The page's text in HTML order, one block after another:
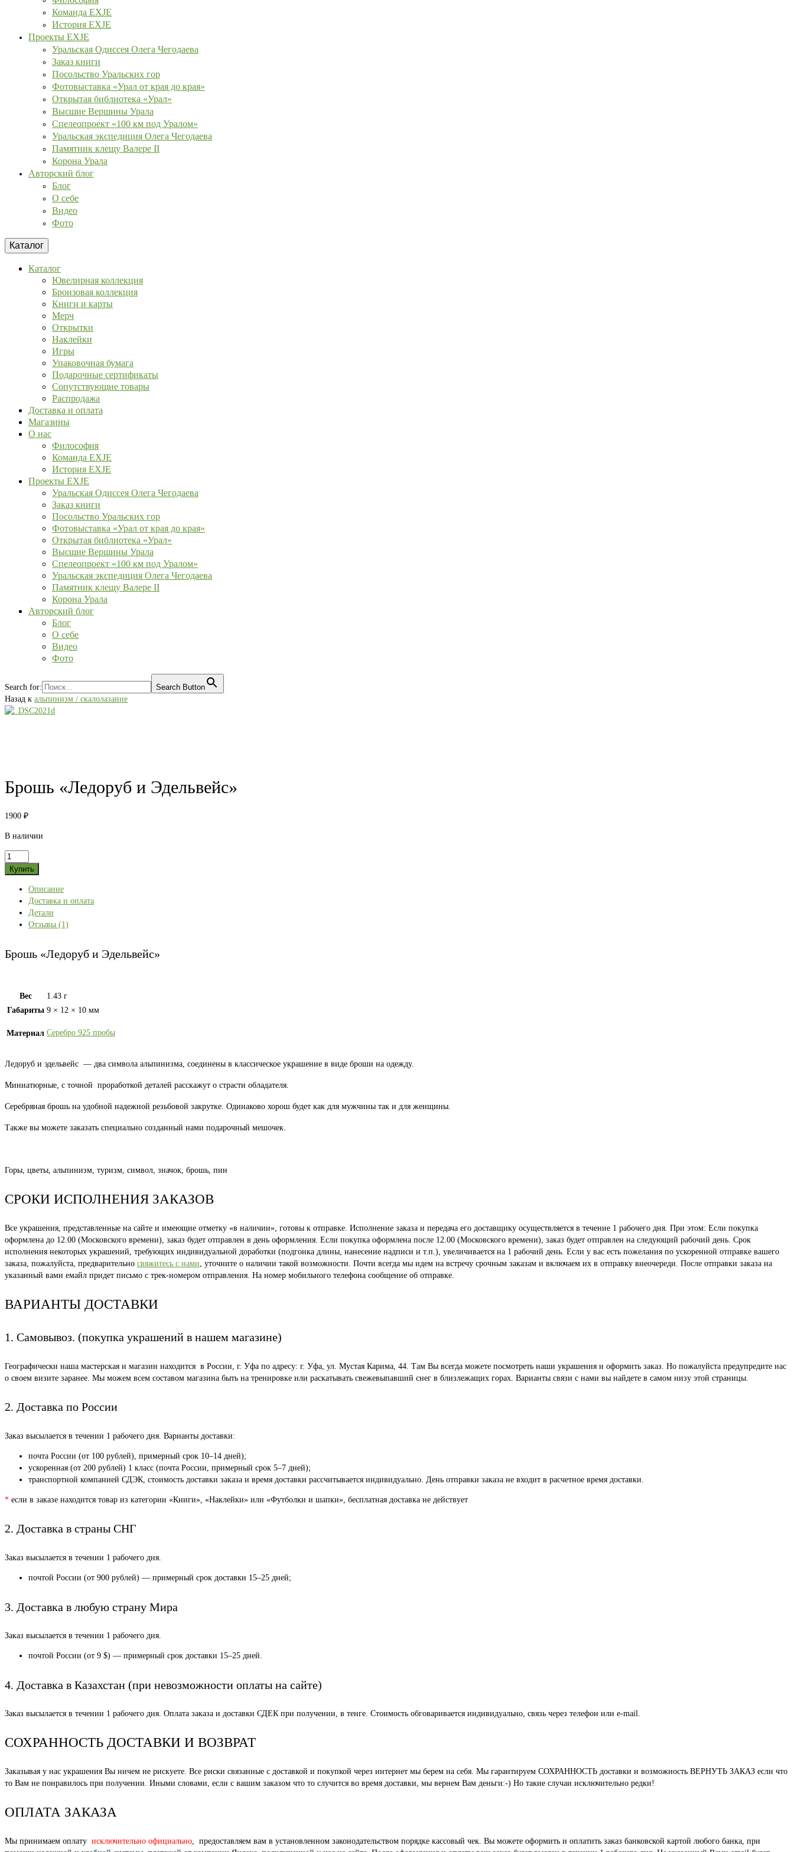
Команда EXJE
История EXJE
Проекты EXJE
Уральская Одиссея Олега Чегодаева
Заказ книги
Посольство Уральских гор
Фотовыставка «Урал от края до края»
Открытая библиотека «Урал»
Высшие Вершины Урала
Спелеопроект «100 км под Уралом»
Уральская экспедиция Олега Чегодаева
Памятник клещу Валере II
Корона Урала
Авторский блог
Блог
О себе
Видео
Фото
Каталог
Каталог
Ювелирная коллекция
Бронзовая коллекция
Книги и карты
Мерч
Открытки
Наклейки
Игры
Упаковочная бумага
Подарочные сертификаты
Сопутствующие товары
Распродажа
Доставка и оплата
Магазины
О нас
Философия
Команда EXJE
История EXJE
Проекты EXJE
Уральская Одиссея Олега Чегодаева
Заказ книги
Посольство Уральских гор
Фотовыставка «Урал от края до края»
Открытая библиотека «Урал»
Высшие Вершины Урала
Спелеопроект «100 км под Уралом»
Уральская экспедиция Олега Чегодаева
Памятник клещу Валере II
Корона Урала
Авторский блог
Блог
О себе
Видео
Фото
Search for:
Search Button
Назад к альпинизм / скалолазание
Брошь «Ледоруб и Эдельвейс»
1900 ₽
В наличии
Количество
товара
«Ледоруб
Эдельвейс»
Купить
Описание
Доставка и оплата
Детали
Отзывы (1)
Брошь «Ледоруб и Эдельвейс»
Вес
1.43 г
Габариты 9 × 12 × 10 мм
Материал Серебро 925 пробы
Ледоруб и эдельвейс — два символа альпинизма, соединены в классическое украшение в виде броши на одежду.
Миниатюрные, с точной проработкой деталей расскажут о страсти обладателя.
Серебряная брошь на удобной надежной резьбовой закрутке. Одинаково хорош будет как для мужчины так и для женщины.
Также вы можете заказать специально созданный нами подарочный мешочек.
Горы, цветы, альпинизм, туризм, символ, значок, брошь, пин
СРОКИ ИСПОЛНЕНИЯ ЗАКАЗОВ
Все украшения, представленные на сайте и имеющие отметку «в наличии», готовы к отправке. Исполнение заказа и передача его доставщику осуществляется в течение 1 рабочего дня. При этом: Если покупка
оформлена до 12.00 (Московского времени), заказ будет отправлен в день оформления. Если покупка оформлена после 12.00 (Московского времени), заказ будет отправлен на следующий рабочий день. Срок
исполнения некоторых украшений, требующих индивидуальной доработки (подгонка длины, нанесение надписи и т.п.), увеличивается на 1 рабочий день. Если у вас есть пожелания по ускоренной отправке вашего
заказа, пожалуйста, предварительно свяжитесь с нами, уточните о наличии такой возможности. Почти всегда мы идем на встречу срочным заказам и включаем их в отправку внеочереди. После отправки заказа на
указанный вами емайл придет письмо с трек-номером отправления. На номер мобильного телефона сообщение об отправке.
ВАРИАНТЫ ДОСТАВКИ
1. Самовывоз. (покупка украшений в нашем магазине)
Географически наша мастерская и магазин находится в России, г. Уфа по адресу: г. Уфа, ул. Мустая Карима, 44. Там Вы всегда можете посмотреть наши украшения и оформить заказ. Но пожалуйста предупредите нас
о своем визите заранее. Мы можем всем составом магазина быть на тренировке или раскатывать свежевыпавший снег в близлежащих горах. Варианты связи с нами вы найдете в самом низу этой страницы.
2. Доставка по России
Заказ высылается в течении 1 рабочего дня. Варианты доставки:
почта России (от 100 рублей), примерный срок 10–14 дней);
ускоренная (от 200 рублей) 1 класс (почта России, примерный срок 5–7 дней);
транспортной компанией СДЭК, стоимость доставки заказа и время доставки рассчитывается индивидуально. День отправки заказа не входит в расчетное время доставки.
* если в заказе находится товар из категории «Книги», «Наклейки» или «Футболки и шапки», бесплатная доставка не действует
2. Доставка в страны СНГ
Заказ высылается в течении 1 рабочего дня.
почтой России (от 900 рублей) — примерный срок доставки 15–25 дней;
3. Доставка в любую страну Мира
Заказ высылается в течении 1 рабочего дня.
почтой России (от 9 $) — примерный срок доставки 15–25 дней.
4. Доставка в Казахстан (при невозможности оплаты на сайте)
Заказ высылается в течении 1 рабочего дня. Оплата заказа и доставки СДЕК при получении, в тенге. Стоимость обговаривается индивидуально, связь через телефон или e-mail.
СОХРАННОСТЬ ДОСТАВКИ И ВОЗВРАТ
Заказывая у нас украшения Вы ничем не рискуете. Все риски связанные с доставкой и покупкой через интернет мы берем на себя. Мы гарантируем СОХРАННОСТЬ доставки и возможность ВЕРНУТЬ ЗАКАЗ если что
то Вам не понравилось при получении. Иными словами, если с вашим заказом что то случится во время доставки, мы вернем Вам деньги:-) Но такие случаи исключительно редки!
ОПЛАТА ЗАКАЗА
Мы принимаем оплату исключительно официально, предоставляем вам в установленном законодательством порядке кассовый чек. Вы можете оформить и оплатить заказ банковской картой любого банка, при